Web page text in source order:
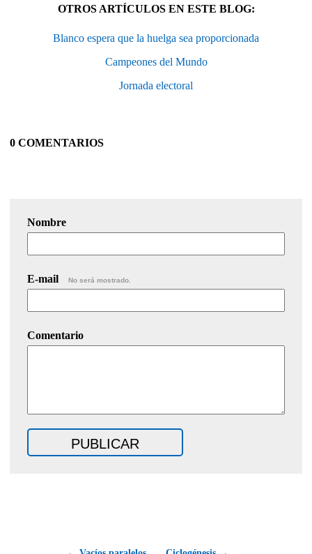
OTROS ARTÍCULOS EN ESTE BLOG:
Blanco espera que la huelga sea proporcionada
Campeones del Mundo
Jornada electoral
0 COMENTARIOS
Nombre
E-mail No será mostrado.
Comentario